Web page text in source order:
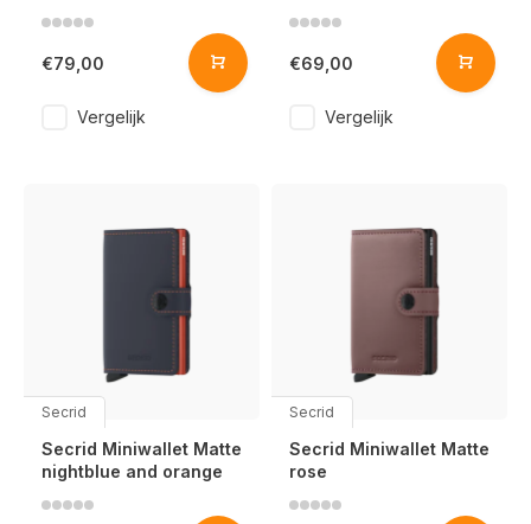
€79,00
Vergelijk
€69,00
Vergelijk
Secrid
Secrid Miniwallet Matte
nightblue and orange
Secrid
Secrid Miniwallet Matte
rose